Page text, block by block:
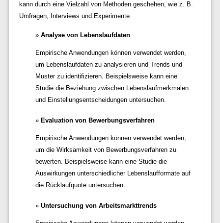
kann durch eine Vielzahl von Methoden geschehen, wie z. B.
Umfragen, Interviews und Experimente.
Analyse von Lebenslaufdaten
Empirische Anwendungen können verwendet werden,
um Lebenslaufdaten zu analysieren und Trends und
Muster zu identifizieren. Beispielsweise kann eine
Studie die Beziehung zwischen Lebenslaufmerkmalen
und Einstellungsentscheidungen untersuchen.
Evaluation von Bewerbungsverfahren
Empirische Anwendungen können verwendet werden,
um die Wirksamkeit von Bewerbungsverfahren zu
bewerten. Beispielsweise kann eine Studie die
Auswirkungen unterschiedlicher Lebenslaufformate auf
die Rücklaufquote untersuchen.
Untersuchung von Arbeitsmarkttrends